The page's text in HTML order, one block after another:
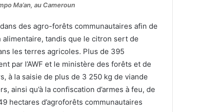
Ma’an, au Cameroun
des agro-forêts communautaires afin de
tandis que le citron sert de
les terres agricoles. Plus de 395
par l’AWF et le ministère des forêts et de
à la saisie de plus de 3 250 kg de viande
ainsi qu’à la confiscation d’armes à feu, de
hectares d’agroforêts communautaires